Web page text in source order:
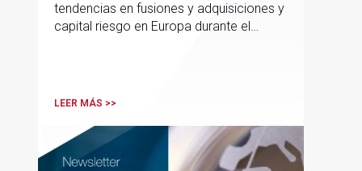
tendencias en fusiones y adquisiciones y
capital riesgo en Europa durante el
LEER MÁS >>